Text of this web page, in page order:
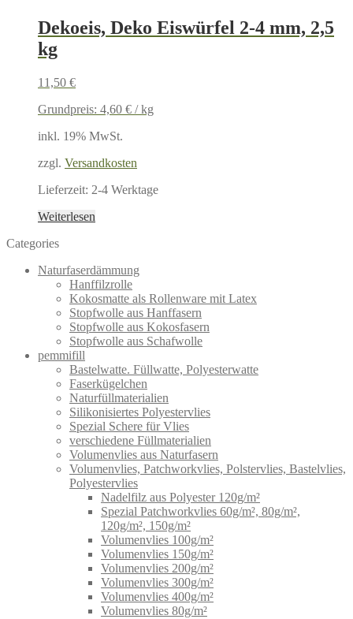
Dekoeis, Deko Eiswürfel 2-4 mm, 2,5
kg
11,50 €
Grundpreis: 4,60 € /kg
inkl. 19% MwSt.
zzgl. Versandkosten
Lieferzeit: 2-4 Werktage
Weiterlesen
Categories
Naturfaserdämmung
Hanffilzrolle
Kokosmatte als Rollenware mit Latex
Stopfwolle aus Hanffasern
Stopfwolle aus Kokosfasern
Stopfwolle aus Schafwolle
pemmifill
Bastelwatte. Füllwatte, Polyesterwatte
Faserkügelchen
Naturfüllmaterialien
Silikonisiertes Polyestervlies
Spezial Schere für Vlies
verschiedene Füllmaterialien
Volumenvlies aus Naturfasern
Volumenvlies, Patchworkvlies, Polstervlies, Bastelvlies,
Polyestervlies
Nadelfilz aus Polyester 120g/m²
Spezial Patchworkvlies 60g/m², 80g/m²,
120g/m², 150g/m²
Volumenvlies 100g/m²
Volumenvlies 150g/m²
Volumenvlies 200g/m²
Volumenvlies 300g/m²
Volumenvlies 400g/m²
Volumenvlies 80g/m²